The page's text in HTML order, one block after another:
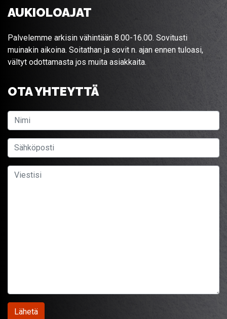
AUKIOLOAJAT
Palvelemme arkisin vähintään 8.00-16.00. Sovitusti
muinakin aikoina. Soitathan ja sovit n. ajan ennen tuloasi,
vältyt odottamasta jos muita asiakkaita.
OTA YHTEYTTÄ